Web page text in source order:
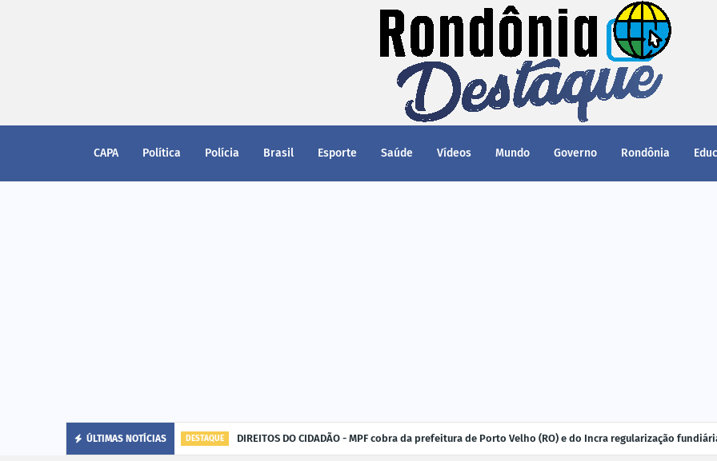
CAPA Política Polícia Brasil Esporte Saúde Vídeos Mundo Governo Rondônia
ÚLTIMAS NOTÍCIAS DESTAQUE DIREITOS DO CIDADÃO - MPF cobra da prefeitura de Porto Velho (RO) e do Incra regularização